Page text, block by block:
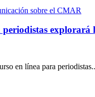
en línea para